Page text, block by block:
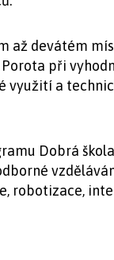
až devátém
při
využití a
Dobrá
robotizace,